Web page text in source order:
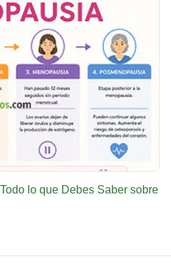
lo que Debes Saber sobre